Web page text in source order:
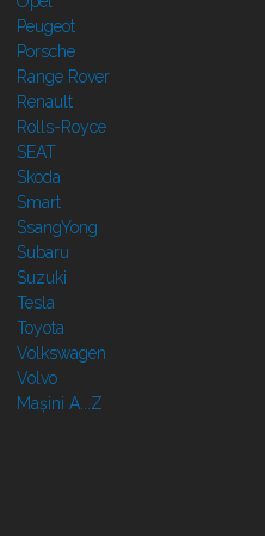
Peugeot
Porsche
Range Rover
Renault
Rolls-Royce
SEAT
Skoda
Smart
SsangYong
Subaru
Suzuki
Tesla
Toyota
Volkswagen
Volvo
Mașini A...Z